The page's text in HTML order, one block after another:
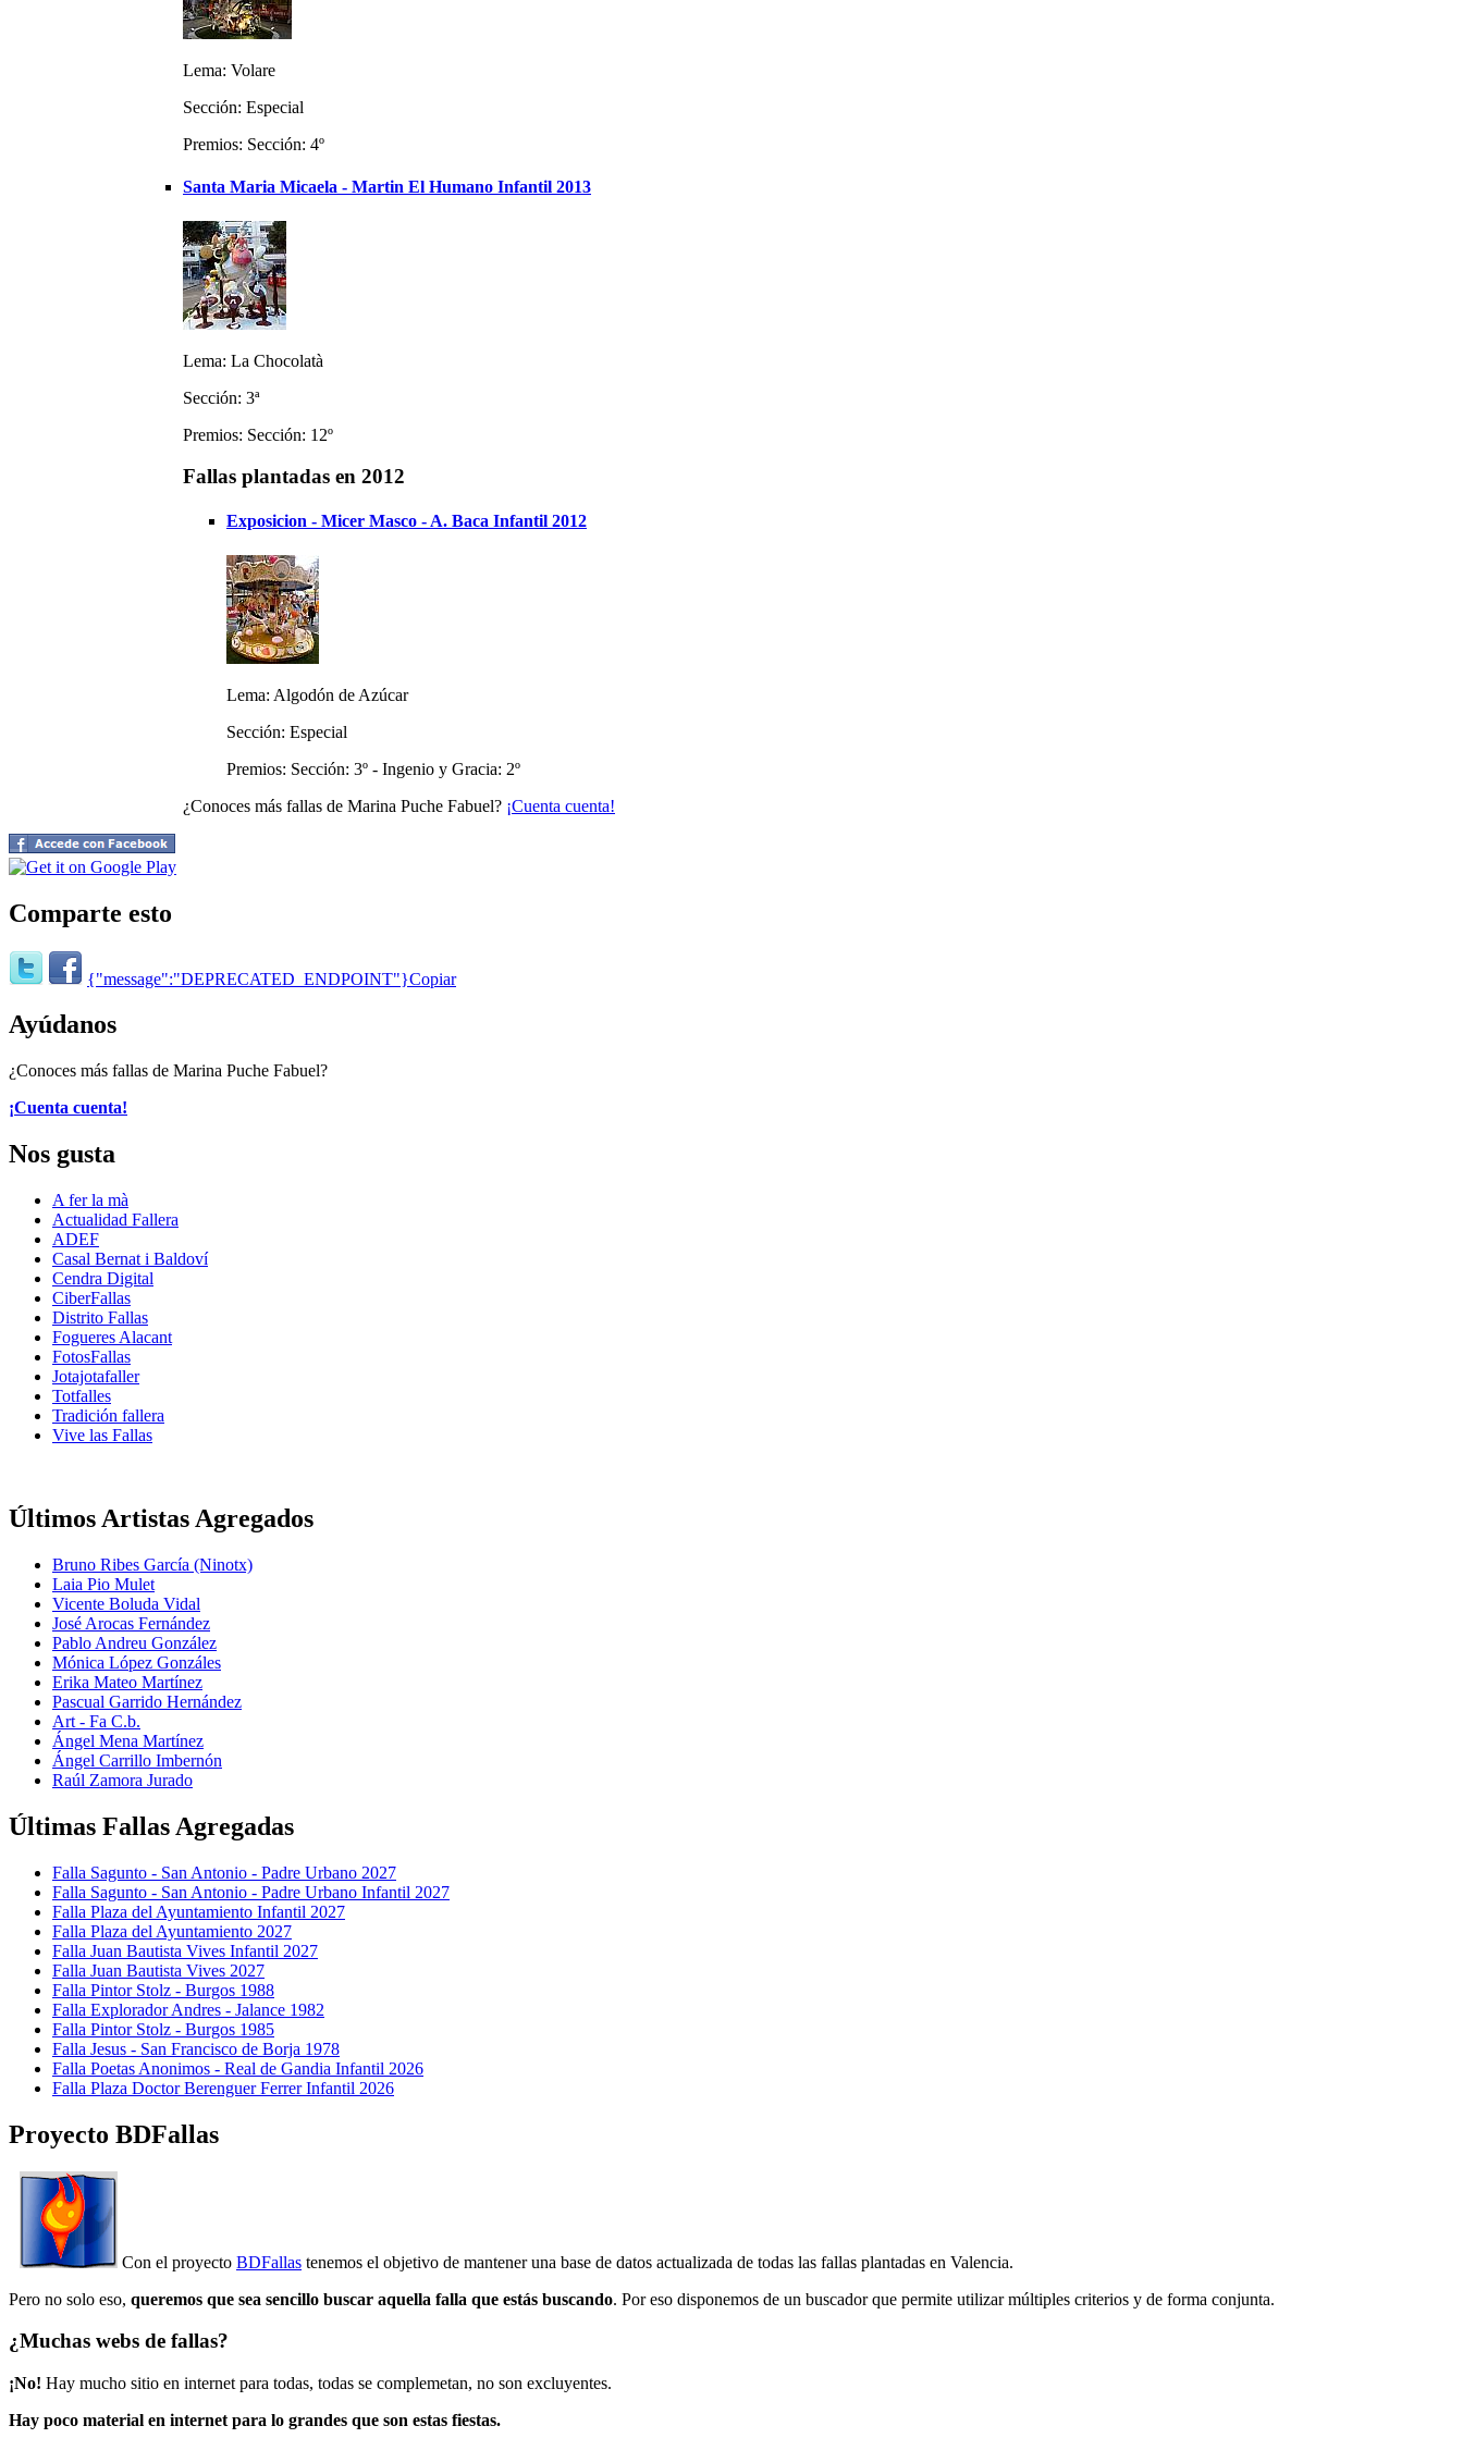
Lema: Volare
Sección: Especial
Premios: Sección: 4º
Santa Maria Micaela - Martin El Humano Infantil 2013
Lema: La Chocolatà
Sección: 3ª
Premios: Sección: 12º
Fallas plantadas en 2012
Exposicion - Micer Masco - A. Baca Infantil 2012
Lema: Algodón de Azúcar
Sección: Especial
Premios: Sección: 3º - Ingenio y Gracia: 2º
¿Conoces más fallas de Marina Puche Fabuel? ¡Cuenta cuenta!
Comparte esto
{"message":"DEPRECATED_ENDPOINT"}Copiar
Ayúdanos
¿Conoces más fallas de Marina Puche Fabuel?
¡Cuenta cuenta!
Nos gusta
A fer la mà
Actualidad Fallera
ADEF
Casal Bernat i Baldoví
Cendra Digital
CiberFallas
Distrito Fallas
Fogueres Alacant
FotosFallas
Jotajotafaller
Totfalles
Tradición fallera
Vive las Fallas
Últimos Artistas Agregados
Bruno Ribes García (Ninotx)
Laia Pio Mulet
Vicente Boluda Vidal
José Arocas Fernández
Pablo Andreu González
Mónica López Gonzáles
Erika Mateo Martínez
Pascual Garrido Hernández
Art - Fa C.b.
Ángel Mena Martínez
Ángel Carrillo Imbernón
Raúl Zamora Jurado
Últimas Fallas Agregadas
Falla Sagunto - San Antonio - Padre Urbano 2027
Falla Sagunto - San Antonio - Padre Urbano Infantil 2027
Falla Plaza del Ayuntamiento Infantil 2027
Falla Plaza del Ayuntamiento 2027
Falla Juan Bautista Vives Infantil 2027
Falla Juan Bautista Vives 2027
Falla Pintor Stolz - Burgos 1988
Falla Explorador Andres - Jalance 1982
Falla Pintor Stolz - Burgos 1985
Falla Jesus - San Francisco de Borja 1978
Falla Poetas Anonimos - Real de Gandia Infantil 2026
Falla Plaza Doctor Berenguer Ferrer Infantil 2026
Proyecto BDFallas
Con el proyecto BDFallas tenemos el objetivo de mantener una base de datos actualizada de todas las fallas plantadas en Valencia.
Pero no solo eso, queremos que sea sencillo buscar aquella falla que estás buscando. Por eso disponemos de un buscador que permite utilizar múltiples criterios y de forma conjunta.
¿Muchas webs de fallas?
¡No! Hay mucho sitio en internet para todas, todas se complemetan, no son excluyentes.
Hay poco material en internet para lo grandes que son estas fiestas.